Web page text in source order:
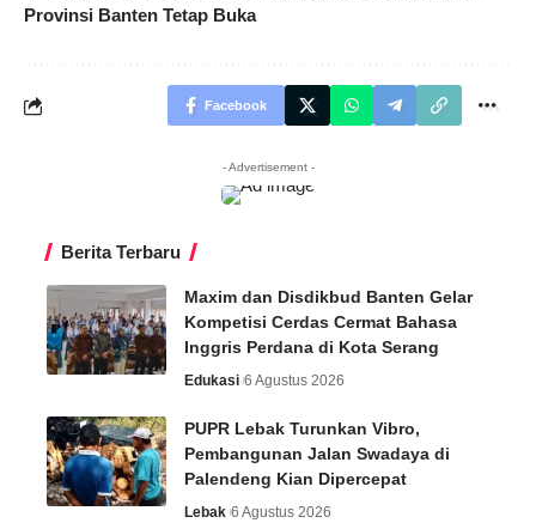
Provinsi Banten Tetap Buka
Facebook
- Advertisement -
Berita Terbaru
Maxim dan Disdikbud Banten Gelar
Kompetisi Cerdas Cermat Bahasa
Inggris Perdana di Kota Serang
Edukasi 6 Agustus 2026
PUPR Lebak Turunkan Vibro,
Pembangunan Jalan Swadaya di
Palendeng Kian Dipercepat
Lebak 6 Agustus 2026